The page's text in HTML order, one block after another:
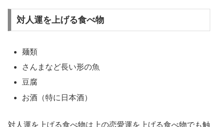
対人運を上げる食べ物
麺類
さんまなど長い形の魚
豆腐
お酒（特に日本酒）
対人運を上げる食べ物は上の恋愛運を上げる食べ物でも触